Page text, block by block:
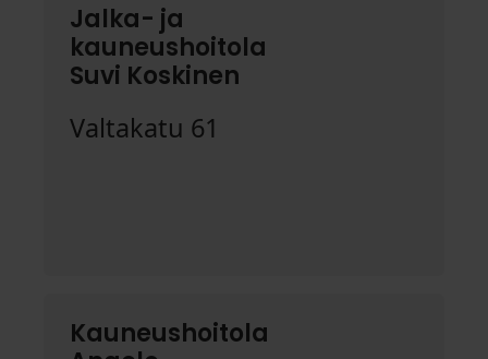
Jalka- ja
kauneushoitola
Suvi Koskinen
Valtakatu 61
Kauneushoitola